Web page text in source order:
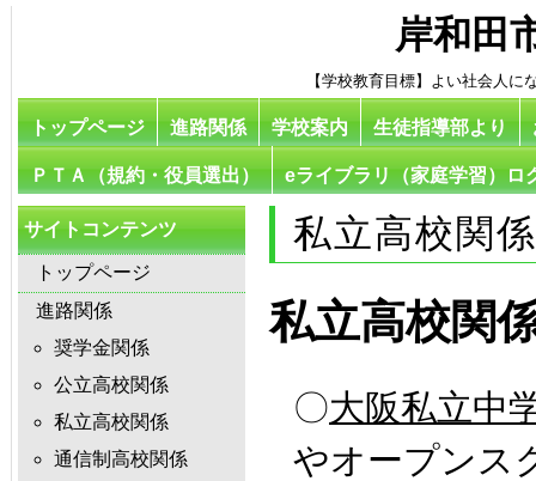
岸和田
【学校教育目標】よい社会人
トップページ 進路関係 学校案内 生徒指導部より
ＰＴＡ（規約・役員選出） eライブラリ（家庭学習）ロ
サイトコンテンツ
トップページ
進路関係
奨学金関係
公立高校関係
私立高校関係
通信制高校関係
私立高校関係
私立高校関
〇大阪私立中
やオープンス